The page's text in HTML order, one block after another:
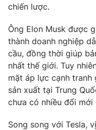
VTV Money
VTV Sức khoẻ
Thị trường 24h
chiến lược.
Ông Elon Musk được
thành doanh nghiệp
cầu, đồng thời giúp
nhất thế giới. Tuy
mặt áp lực cạnh
sản xuất tại Trung
chưa có nhiều đổi mới
Song song với Tesla,